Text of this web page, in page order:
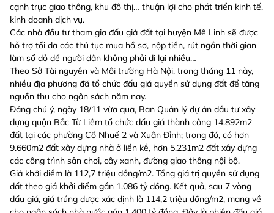
cạnh trục giao thông, khu đô thị… thuận lợi cho phát triển kinh tế,
kinh doanh dịch vụ.
Các nhà đầu tư tham gia đấu giá đất tại huyện Mê Linh sẽ được
hỗ trợ tối đa các thủ tục mua hồ sơ, nộp tiền, rút ngắn thời gian
làm sổ đỏ để người dân không phải đi lại nhiều…
Theo Sở Tài nguyên và Môi trường Hà Nội, trong tháng 11 này,
nhiều địa phương đã tổ chức đấu giá quyền sử dụng đất để tăng
nguồn thu cho ngân sách năm nay.
Đáng chú ý, ngày 18/11 vừa qua, Ban Quản lý dự án đầu tư xây
dựng quận Bắc Từ Liêm tổ chức đấu giá thành công 14.892m2
đất tại các phường Cổ Nhuế 2 và Xuân Đỉnh; trong đó, có hơn
9.660m2 đất xây dựng nhà ở liền kề, hơn 5.231m2 đất xây dựng
các công trình sân chơi, cây xanh, đường giao thông nội bộ.
Giá khởi điểm là 112,7 triệu đồng/m2. Tổng giá trị quyền sử dụng
đất theo giá khởi điểm gần 1.086 tỷ đồng. Kết quả, sau 7 vòng
đấu giá, giá trúng được xác định là 114,2 triệu đồng/m2, mang về